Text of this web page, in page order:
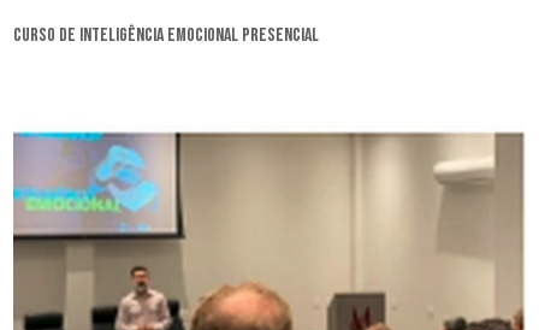
curso de inteligência emocional presencial